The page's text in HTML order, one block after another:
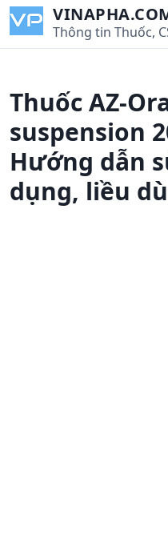
i
Thông tin Thuốc,
Thuốc AZ-
suspension
Hướng dẫn
dụng, liều